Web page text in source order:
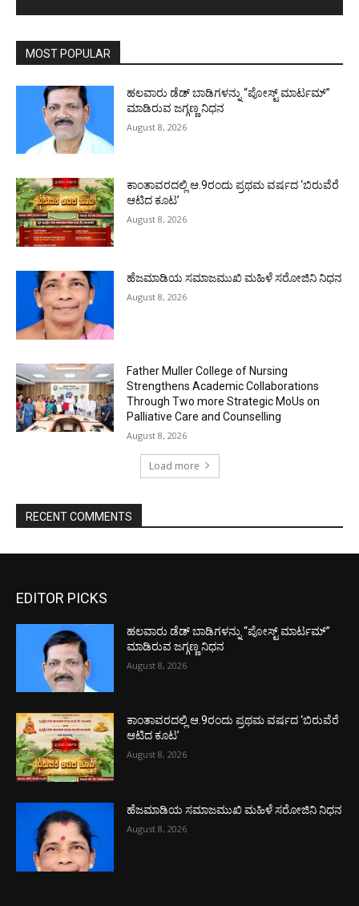
MOST POPULAR
ಹಲವಾರು ಡೆಡ್ ಬಾಡಿಗಳನ್ನು “ಪೋಸ್ಟ್ ಮಾರ್ಟಮ್”
ಮಾಡಿರುವ ಜಗ್ಗಣ್ಣ ನಿಧನ
August 8, 2026
ಕಾಂತಾವರದಲ್ಲಿ ಆ.9ರಂದು ಪ್ರಥಮ ವರ್ಷದ ‘ಬಿರುವೆರೆ
ಆಟಿದ ಕೂಟ’
August 8, 2026
ಹೆಜಮಾಡಿಯ ಸಮಾಜಮುಖಿ ಮಹಿಳೆ ಸರೋಜಿನಿ ನಿಧನ
August 8, 2026
Father Muller College of Nursing
Strengthens Academic Collaborations
Through Two more Strategic MoUs on
Palliative Care and Counselling
August 8, 2026
Load more
RECENT COMMENTS
EDITOR PICKS
ಹಲವಾರು ಡೆಡ್ ಬಾಡಿಗಳನ್ನು “ಪೋಸ್ಟ್ ಮಾರ್ಟಮ್”
ಮಾಡಿರುವ ಜಗ್ಗಣ್ಣ ನಿಧನ
August 8, 2026
ಕಾಂತಾವರದಲ್ಲಿ ಆ.9ರಂದು ಪ್ರಥಮ ವರ್ಷದ ‘ಬಿರುವೆರೆ
ಆಟಿದ ಕೂಟ’
August 8, 2026
ಹೆಜಮಾಡಿಯ ಸಮಾಜಮುಖಿ ಮಹಿಳೆ ಸರೋಜಿನಿ ನಿಧನ
August 8, 2026